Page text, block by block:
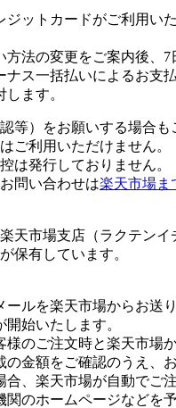
ットカードがご利用い
法の変更をご案内後、
ス一括払いによるお支
ます。
）をお願いする場合も
ご利用いただけません。
は発行しておりません。
問い合わせは楽天市場ま
天市場支店（ラクテン
保有しています。
ルを楽天市場からお送
始いたします。
のご注文時と楽天市場
金額をご確認のうえ、
、楽天市場が自動でご
のホームページなどを